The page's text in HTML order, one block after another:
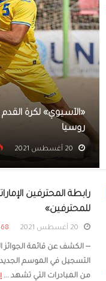
بعد تأهله لـ «مستر
20 أغسطس 2021
رابطة المحترفين
للمحترفين»
468
-- الكشف عن قائمة الجوائز
من المبادرات التي تشهد ...